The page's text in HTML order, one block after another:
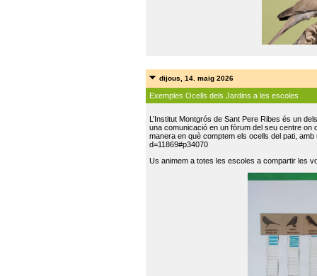
dijous, 14. maig 2026
Exemples Ocells dels Jardins a les escoles
L’Institut Montgrós de Sant Pere Ribes és un
una comunicació en un fòrum del seu centre on
manera en què comptem els ocells del pati,
d=11869#p34070
Us animem a totes les escoles a compartir les